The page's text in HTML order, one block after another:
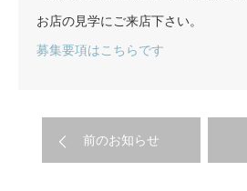
お店の見学にご来店下さい。
募集要項はこちらです
前のお知らせ